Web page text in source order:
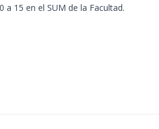
a 15 en el SUM de la Facultad.